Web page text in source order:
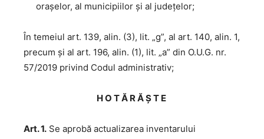
orașelor, al municipiilor și al județelor;
În temeiul art. 139, alin. (3), lit. „g”, al art. 140, alin. 1,
precum şi al art. 196, alin. (1), lit. „a” din O.U.G. nr.
57/2019 privind Codul administrativ;
H O T Ă R Ă Ş T E
Art. 1. Se aprobă actualizarea inventarului